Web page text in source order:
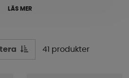
rymliga allrum och smarta
hittar du familjetält från
som Kampa, Outwell, Dometic
till stora modeller för 6
LÄS MER
41 produkter